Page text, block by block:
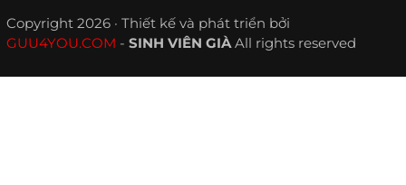
Copyright 2026 · Thiết kế và phát triển bởi
GUU4YOU.COM - SINH VIÊN GIÀAll rights reserved